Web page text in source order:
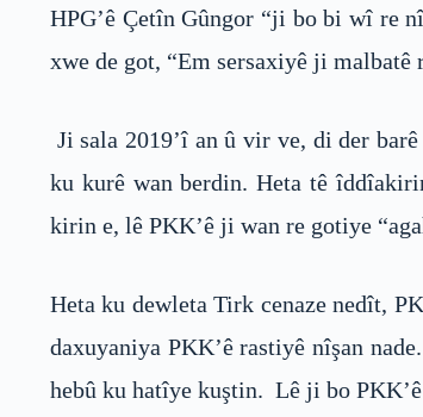
HPG’ê Çetîn Gûngor “ji bo bi wî re
xwe de got, “Em sersaxiyê ji
Ji sala 2019’î an û vir ve, di der
ku kurê wan berdin. Heta tê
kirin e, lê PKK’ê ji wan re gotiye
Heta ku dewleta Tirk cenaze nedît,
daxuyaniya PKK’ê rastiyê nîşan
hebû ku hatîye kuştin. Lê ji bo